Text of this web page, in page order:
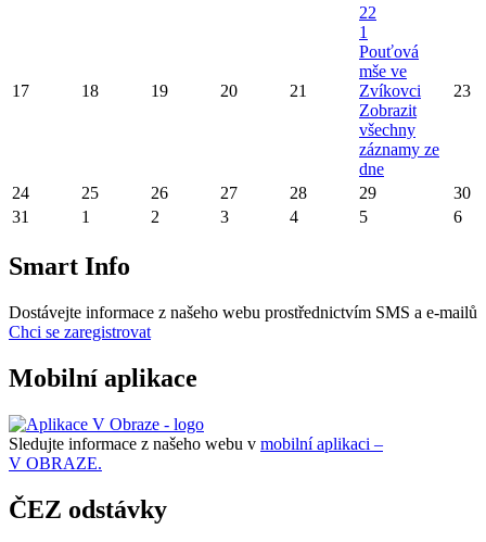
17 18 19 20 21
22
1
Pouťová
mše ve
Zvíkovci
Zobrazit
všechny
záznamy ze
dne
23
24 25 26 27 28 29
30
31
1 2 3 4 5 6
Smart Info
Dostávejte informace z našeho webu prostřednictvím SMS a e-mailů
Chci se zaregistrovat
Mobilní aplikace
Sledujte informace z našeho webu v mobilní aplikaci –
V OBRAZE.
ČEZ odstávky